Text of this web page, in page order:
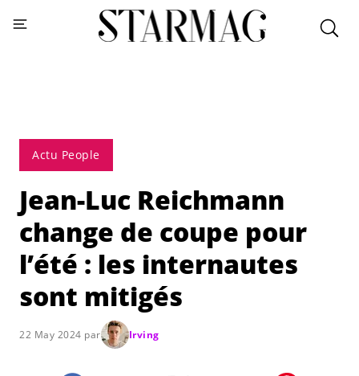
Actu People
Jean-Luc Reichmann
change de coupe pour
l’été : les internautes
sont mitigés
22 May 2024 par Irving